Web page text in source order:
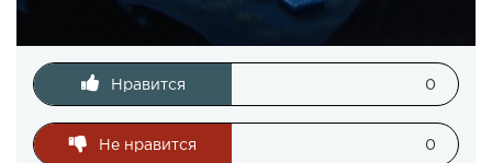
Нравится 0
Не нравится 0